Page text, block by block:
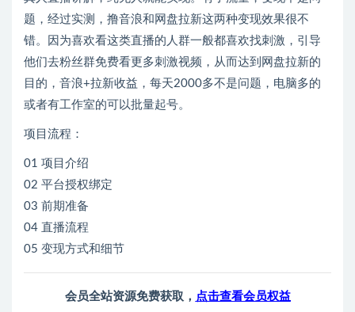
题，经过实测，撸音浪和网盘拉新这两种变现效果很不
错。因为喜欢看这类直播的人群一般都喜欢找刺激，引导
他们去粉丝群免费看更多刺激视频，从而达到网盘拉新的
目的，音浪+拉新收益，每天2000多不是问题，电脑多的
或者有工作室的可以批量起号。
项目流程：
01 项目介绍
02 平台授权绑定
03 前期准备
04 直播流程
05 变现方式和细节
会员全站资源免费获取， 点击查看会员权益